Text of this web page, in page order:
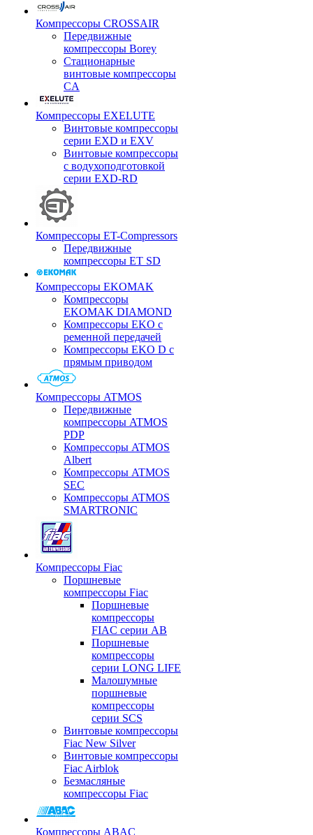
Компрессоры CROSSAIR
Передвижные
компрессоры Borey
Стационарные
винтовые компрессоры
CA
Компрессоры EXELUTE
Винтовые компрессоры
серии EXD и EXV
Винтовые компрессоры
с водухоподготовкой
серии EXD-RD
Компрессоры ET-Compressors
Передвижные
компрессоры ET SD
Компрессоры EKOMAK
Компрессоры
EKOMAK DIAMOND
Компрессоры EKO c
ременной передачей
Компрессоры EKO D с
прямым приводом
Компрессоры ATMOS
Передвижные
компрессоры ATMOS
PDP
Компрессоры ATMOS
Albert
Компрессоры ATMOS
SEC
Компрессоры ATMOS
SMARTRONIC
Компрессоры Fiac
Поршневые
компрессоры Fiac
Поршневые
компрессоры
FIAC серии AB
Поршневые
компрессоры
серии LONG LIFE
Малошумные
поршневые
компрессоры
серии SCS
Винтовые компрессоры
Fiac New Silver
Винтовые компрессоры
Fiac Airblok
Безмасляные
компрессоры Fiac
Компрессоры ABAC